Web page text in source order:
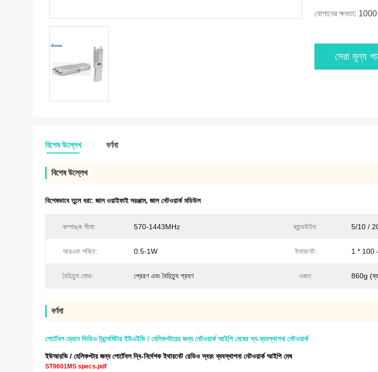
যোগানের ক্ষমতা: 1000
সেরা মূল্য
বিশেষ উল্লেখ বর্ণনা
বিশেষ উল্লেখ
বিশেষভাবে তুলে ধরা: জাল ওয়াইফাই সরঞ্জাম, জাল নেটওয়ার্ক মডিউল
কম্পাঙ্ক সীমা: 570-1443MHz ব্যান্ডউইথ: 5/10 /
আরএফ শক্তি: 0.5-1W ইথারনেট: 1 * 100
বৈচিত্র্য মোড: প্রেরণ এবং বৈচিত্র্য গ্রহণ ওজন: 860g
বর্ণনা
পোর্টেবল ড্রোন ভিডিও ট্রান্সমিটার ইউএইভি / হেলিকপ্টারের জন্য নেটওয়ার্ক আইপি মেষের স্ব-ব্যবস্থাপনা নেটওয়ার্ক
ইউআরভি / হেলিকপ্টার জন্য পোর্টেবল দ্বি-নির্দেশক ইথারনেট রেডিও স্বয়ং ব্যবস্থাপনা নেটওয়ার্ক আইপি মেষ
ST9601MS specs.pdf